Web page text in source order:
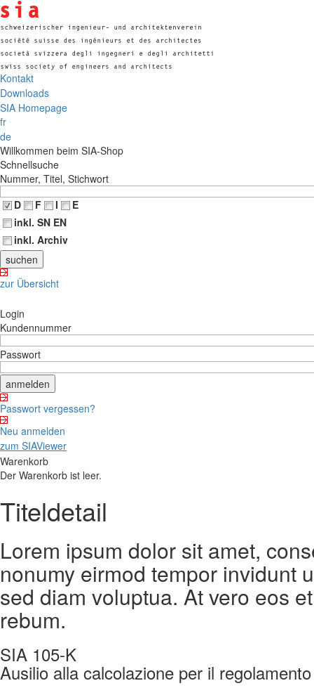
Kontakt
Downloads
SIA Homepage
fr
de
Willkommen beim SIA-Shop
Schnellsuche
Nummer, Titel, Stichwort
D
F I
E
inkl. SN EN
inkl. Archiv
zur Übersicht
Login
Kundennummer
Passwort
Passwort vergessen?
Neu anmelden
zum SIAViewer
Warenkorb
Der Warenkorb ist leer.
Titeldetail
Lorem ipsum dolor sit amet,
nonumy eirmod tempor invidunt
sed diam voluptua. At vero eos
rebum.
SIA 105-K
Ausilio alla calcolazione per il